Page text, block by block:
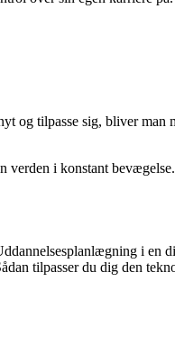
og tilpasse sig, bliver man
verden i konstant bevægelse.
i en
tilpasser du dig den